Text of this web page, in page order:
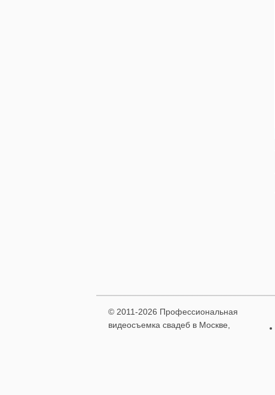
© 2011-2026 Профессиональная
видеосъемка свадеб в Москве,